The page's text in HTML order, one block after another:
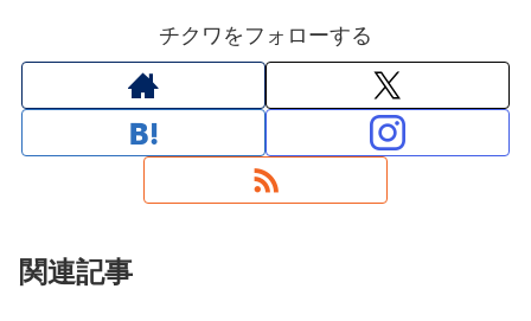
チクワをフォローする
関連記事